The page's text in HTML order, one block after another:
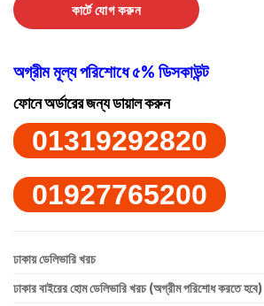
কার্টে যোগ করুন
অগ্রীম মূল্য পরিশোধে ৫% ডিসকাউন্ট
ফোনে অর্ডারের জন্য ডায়াল করুন
01319292820
01927765200
ঢাকায় ডেলিভারি খরচ
ঢাকার বাইরের হোম ডেলিভারি খরচ (অগ্রীম পরিশোধ করতে হবে)